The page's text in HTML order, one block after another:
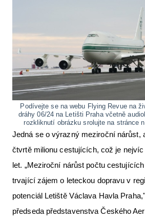
Podívejte se na webu Flying Revue na
dráhy 06/24 na Letišti Praha včetně
rozkliknutí obrázku srolujte na stránce
Jedná se o výrazný meziroční nárůst,
čtvrtě milionu cestujících, což je
let. „Meziroční nárůst počtu
trvající zájem o leteckou dopravu v
potenciál Letiště Václava Havla
předseda představenstva Českého